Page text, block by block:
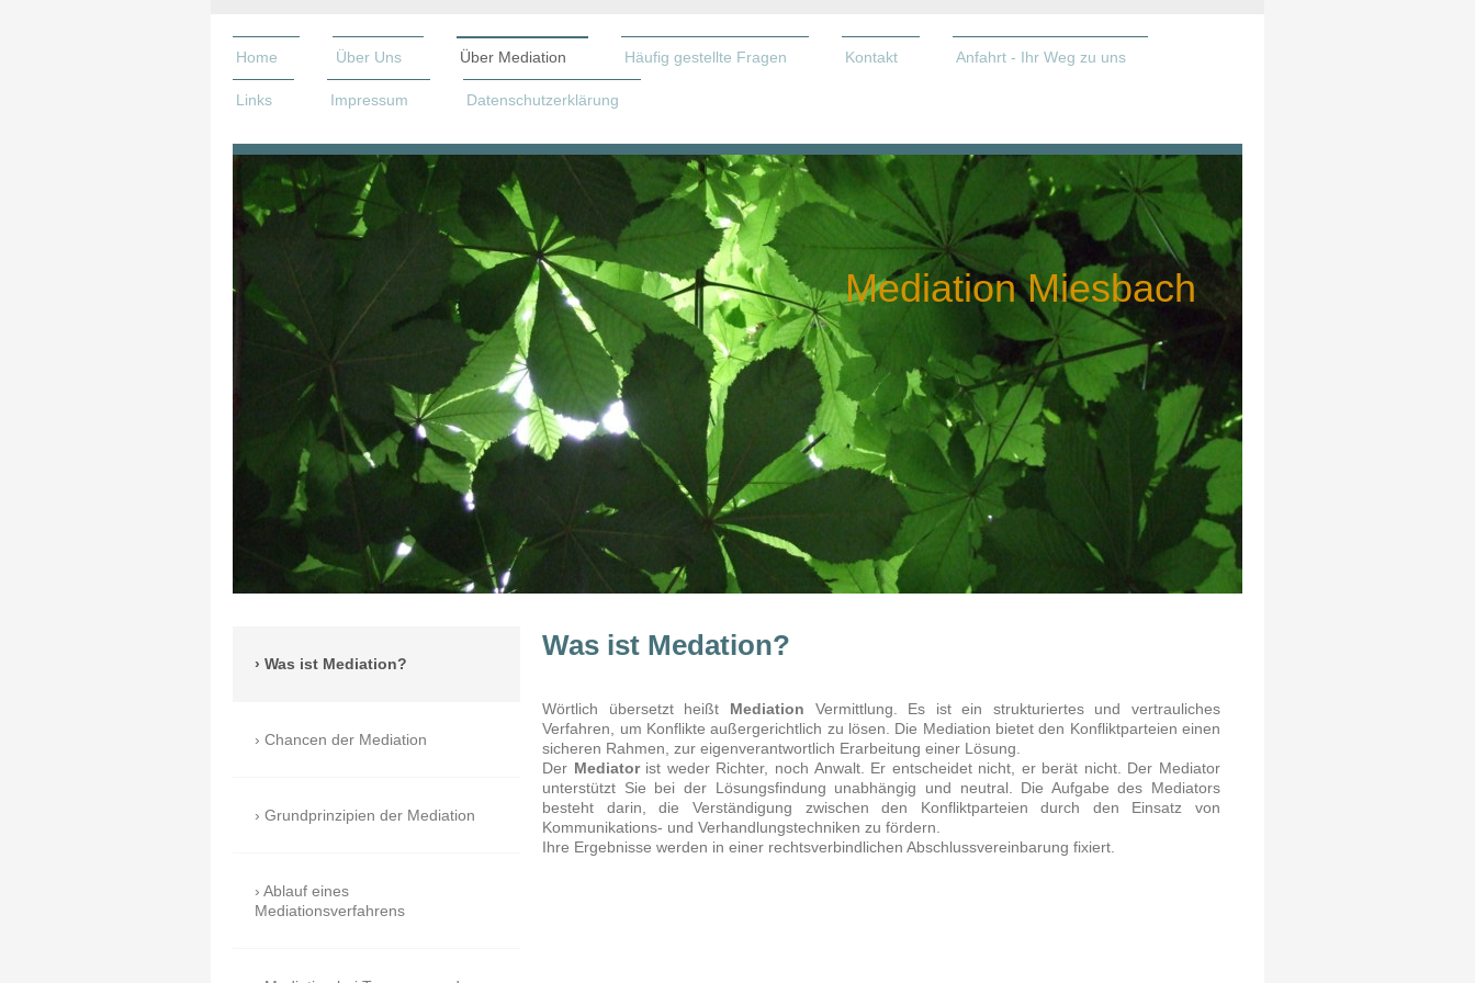
Home Über Uns Über Mediation Häufig gestellte Fragen Kontakt Anfahrt - Ihr Weg zu uns
Links Impressum Datenschutzerklärung
Mediation Miesbach
Was ist Medation?
Wörtlich übersetzt heißt Mediation Vermittlung. Es ist ein strukturiertes und vertrauliches
Verfahren, um Konflikte außergerichtlich zu lösen. Die Mediation bietet den Konfliktparteien einen
sicheren Rahmen, zur eigenverantwortlich Erarbeitung einer Lösung.
Der Mediatorist weder Richter, noch Anwalt. Er entscheidet nicht, er berät nicht. Der Mediator
unterstützt Sie bei der Lösungsfindung unabhängig und neutral. Die Aufgabe des Mediators
besteht darin, die Verständigung zwischen den Konfliktparteien durch den Einsatz von
Kommunikations- und Verhandlungstechniken zu fördern.
Ihre Ergebnisse werden in einer rechtsverbindlichen Abschlussvereinbarung fixiert.
Was ist Mediation?
Chancen der Mediation
Grundprinzipien der Mediation
Ablauf eines
Mediationsverfahrens